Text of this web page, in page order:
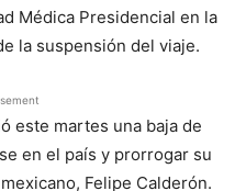
Médica Presidencial en la
la suspensión del viaje.
este martes una baja de
en el país y prorrogar su
Felipe Calderón.